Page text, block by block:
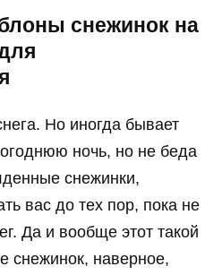
снежинок на
Но иногда бывает
ночь, но не беда
снежинки,
вас до тех пор, пока не
Да и вообще этот такой
снежинок, наверное,